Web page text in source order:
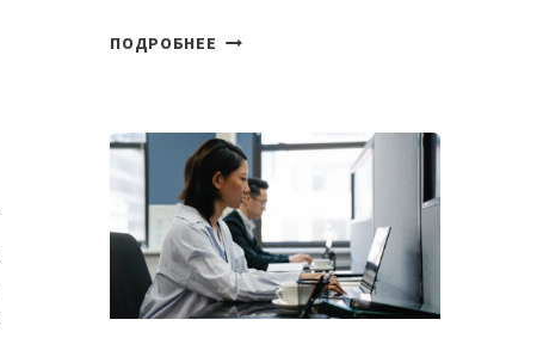
ПОДРОБНЕЕ
НОВЫЕ
ПРЕДМЕТЫ
ПО
ИСКУССТВЕННОМУ
ИНТЕЛЛЕКТУ